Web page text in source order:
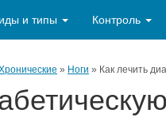
и типы Контроль
» Ноги » Как лечить